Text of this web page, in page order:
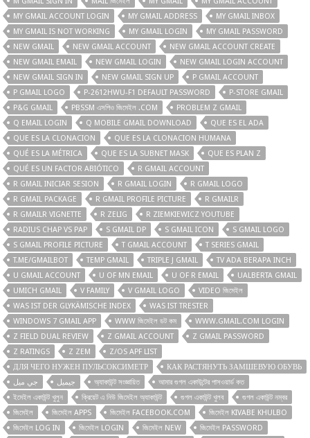
MY GMAIL ACCOUNT LOGIN
MY GMAIL ADDRESS
MY GMAIL INBOX
MY GMAIL IS NOT WORKING
MY GMAIL LOGIN
MY GMAIL PASSWORD
NEW GMAIL
NEW GMAIL ACCOUNT
NEW GMAIL ACCOUNT CREATE
NEW GMAIL EMAIL
NEW GMAIL LOGIN
NEW GMAIL LOGIN ACCOUNT
NEW GMAIL SIGN IN
NEW GMAIL SIGN UP
P GMAIL ACCOUNT
P GMAIL LOGO
P-2612HWU-F1 DEFAULT PASSWORD
P-STORE GMAIL
P&G GMAIL
PBSSM এসপিও জিমেইল .COM
PROBLEM Z GMAIL
Q EMAIL LOGIN
Q MOBILE GMAIL DOWNLOAD
QUE ES EL ADA
QUE ES LA CLONACION
QUE ES LA CLONACION HUMANA
QUÉ ES LA MÉTRICA
QUE ES LA SUBNET MASK
QUE ES PLAN Z
QUÉ ES UN FACTOR ABIÓTICO
R GMAIL ACCOUNT
R GMAIL INICIAR SESION
R GMAIL LOGIN
R GMAIL LOGO
R GMAIL PACKAGE
R GMAIL PROFILE PICTURE
R GMAILR
R GMAILR VIGNETTE
R ZELIG
R ZIEMKIEWICZ YOUTUBE
RADIUS CHAP VS PAP
S GMAIL DP S GMAIL ICON
S GMAIL LOGO
S GMAIL PROFILE PICTURE
T GMAIL ACCOUNT
T SERIES GMAIL
T.ME/GMAILBOT
TEMP GMAIL TRIPLE J GMAIL
TV ADA BERAPA INCH
U GMAIL ACCOUNT
U OF MN EMAIL U OF R EMAIL
UALBERTA GMAIL
UMICH GMAIL
V FAMILY V GMAIL LOGO
VIDEO জিমেইল
WAS IST DER GLYKÄMISCHE INDEX
WAS IST TRESTER
WINDOWS 7 GMAIL APP
WWW জিমেইল ডট কম
WWW.GMAIL.COM LOGIN
Z FIELD DUAL REVIEW
Z GMAIL ACCOUNT
Z GMAIL PASSWORD
Z RATINGS
Z ZEM
Z/OS APF LIST
ДЛЯ ЧЕГО НУЖЕН ПУЛЬСОКСИМЕТР
КАК РАСТЯНУТЬ ЗАМШЕВУЮ ОБУВЬ
جي ميل
جیمیل অ্যাকাউন্ট সংজ্ঞায়িত
আমার গুগল একাউন্টের পাসওয়ার্ড কত
ইমেইল একাউন্ট খুলুন
ক্রিয়েট এ নিউ জিমেইল অ্যাকাউন্ট গুগল একাউন্ট খুলব
গুগল একাউন্ট নম্বর
জিমেইল
জিমেইল APPS জিমেইল FACEBOOK.COM
জিমেইল KIVABE KHULBO
জিমেইল LOG IN
জিমেইল LOGIN জিমেইল NEW
জিমেইল PASSWORD